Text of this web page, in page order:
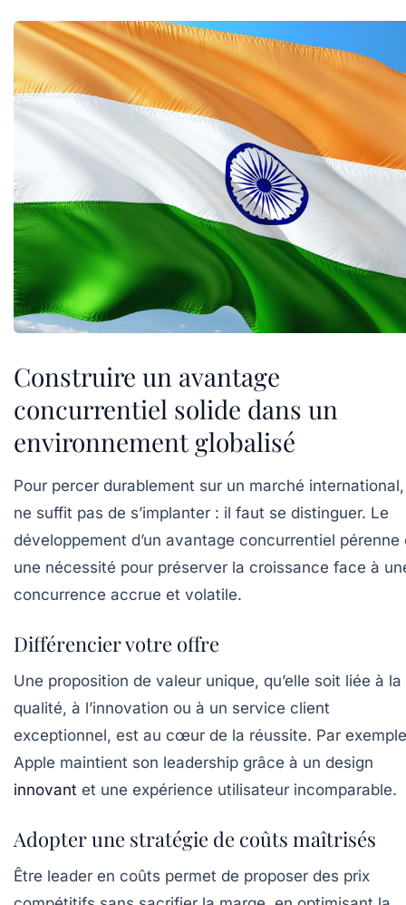
Construire un avantage
concurrentiel solide dans un
environnement globalisé
Pour percer durablement sur un marché
ne suffit pas de s’implanter : il faut se distinguer. Le
développement d’un avantage concurrentiel pérenne
une nécessité pour préserver la croissance face à
concurrence accrue et volatile.
Différencier votre offre
Une proposition de valeur unique, qu’elle soit liée à la
qualité, à l’innovation ou à un service client
exceptionnel, est au cœur de la réussite. Par
Apple maintient son leadership grâce à un design
innovant et une expérience utilisateur incomparable.
Adopter une stratégie de coûts maîtrisés
Être leader en coûts permet de proposer des prix